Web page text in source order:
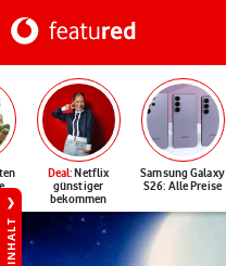
Deal: Netflix
günstiger
bekommen
Samsung Galaxy
S26: Alle Preise
INHALT